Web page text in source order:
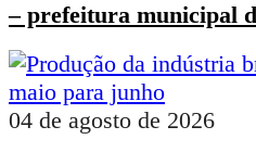
– prefeitura municipal
04 de agosto de 2026